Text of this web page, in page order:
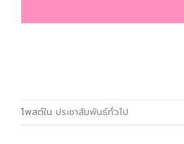
โพสต์ใน ประชาสัมพันธ์ทั่วไป